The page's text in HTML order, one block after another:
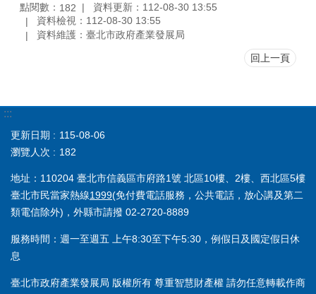
點閱數： 182
資料更新：112-08-30 13:55
資料檢視：112-08-30 13:55
資料維護：臺北市政府產業發展局
回上一頁
:::
更新日期
115-08-06
瀏覽人次
182
地址：110204 臺北市信義區市府路1號 北區10樓、2樓、西北區5樓
臺北市民當家熱線1999(免付費電話服務，公共電話，放心講及第二
類電信除外)，外縣市請撥 02-2720-8889
服務時間：週一至週五 上午8:30至下午5:30，例假日及國定假日休
息
臺北市政府產業發展局 版權所有 尊重智慧財產權 請勿任意轉載作商